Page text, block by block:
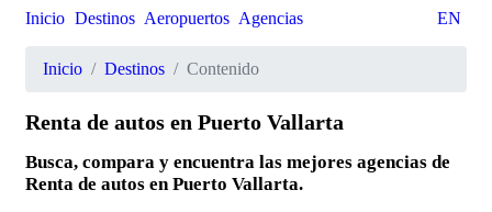
Inicio Destinos Aeropuertos Agencias EN
Inicio Destinos Contenido
Renta de autos en Puerto Vallarta
Busca, compara y encuentra las mejores agencias de
Renta de autos en Puerto Vallarta.